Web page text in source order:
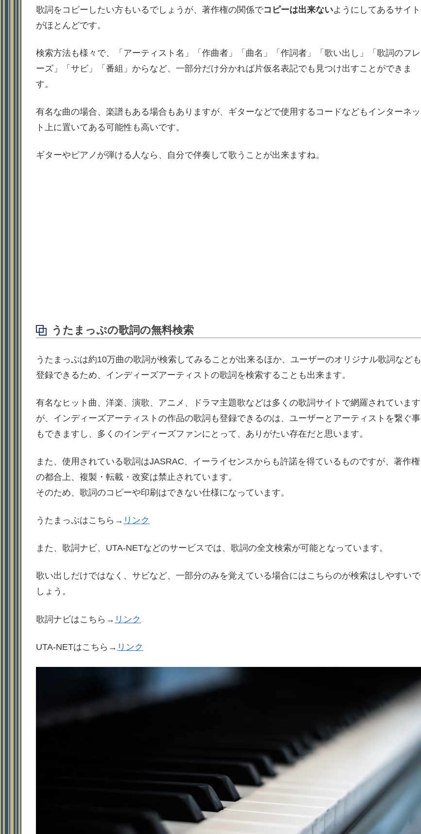
歌詞をコピーしたい方もいるでしょうが、著作権の関係でコピーは出来ないようにしてあるサイト
がほとんどです。
検索方法も様々で、「アーティスト名」「作曲者」「曲名」「作詞者」「歌い出し」「歌詞のフレ
ーズ」「サビ」「番組」からなど、一部分だけ分かれば片仮名表記でも見つけ出すことができま
す。
有名な曲の場合、楽譜もある場合もありますが、ギターなどで使用するコードなどもインターネッ
ト上に置いてある可能性も高いです。
ギターやピアノが弾ける人なら、自分で伴奏して歌うことが出来ますね。
うたまっぷの歌詞の無料検索
うたまっぷは約10万曲の歌詞が検索してみることが出来るほか、ユーザーのオリジナル歌詞なども
登録できるため、インディーズアーティストの歌詞を検索することも出来ます。
有名なヒット曲、洋楽、演歌、アニメ、ドラマ主題歌などは多くの歌詞サイトで網羅されています
が、インディーズアーティストの作品の歌詞も登録できるのは、ユーザーとアーティストを繋ぐ事
もできますし、多くのインディーズファンにとって、ありがたい存在だと思います。
また、使用されている歌詞はJASRAC、イーライセンスからも許諾を得ているものですが、著作権
の都合上、複製・転載・改変は禁止されています。
そのため、歌詞のコピーや印刷はできない仕様になっています。
うたまっぷはこちら→ リンク
また、歌詞ナビ、UTA-NETなどのサービスでは、歌詞の全文検索が可能となっています。
歌い出しだけではなく、サビなど、一部分のみを覚えている場合にはこちらのが検索はしやすいで
しょう。
歌詞ナビはこちら→ リンク
UTA-NETはこちら→ リンク